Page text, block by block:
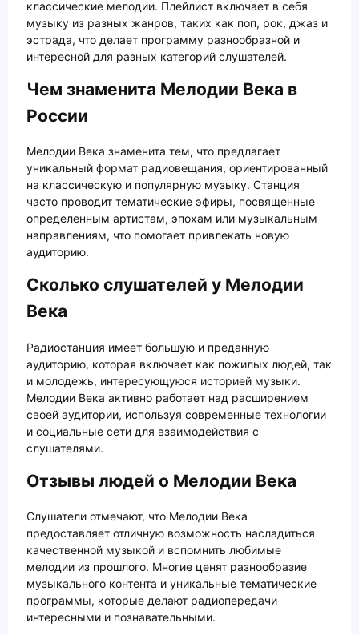
классические мелодии. Плейлист включает в себя
музыку из разных жанров, таких как поп, рок, джаз и
эстрада, что делает программу разнообразной и
интересной для разных категорий слушателей.
Чем знаменита Мелодии Века в
России
Мелодии Века знаменита тем, что предлагает
уникальный формат радиовещания, ориентированный
на классическую и популярную музыку. Станция
часто проводит тематические эфиры, посвященные
определенным артистам, эпохам или музыкальным
направлениям, что помогает привлекать новую
аудиторию.
Сколько слушателей у Мелодии
Века
Радиостанция имеет большую и преданную
аудиторию, которая включает как пожилых людей, так
и молодежь, интересующуюся историей музыки.
Мелодии Века активно работает над расширением
своей аудитории, используя современные технологии
и социальные сети для взаимодействия с
слушателями.
Отзывы людей о Мелодии Века
Слушатели отмечают, что Мелодии Века
предоставляет отличную возможность насладиться
качественной музыкой и вспомнить любимые
мелодии из прошлого. Многие ценят разнообразие
музыкального контента и уникальные тематические
программы, которые делают радиопередачи
интересными и познавательными.